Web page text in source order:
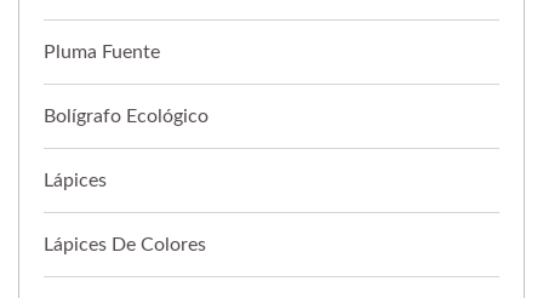
Pluma Fuente
Bolígrafo Ecológico
Lápices
Lápices De Colores